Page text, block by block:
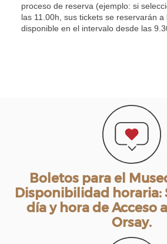
proceso de reserva (ejemplo: si
las 11.00h, sus tickets se reservarán
disponible en el intervalo desde las
Boletos para el
Disponibilidad horaria:
día y hora de Acceso
Orsay.